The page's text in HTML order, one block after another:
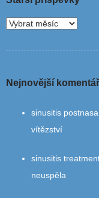
Nejnovější
sinusitis
vítězství
sinusitis
neuspěla